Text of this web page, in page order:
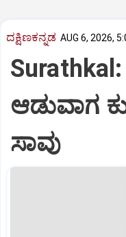
ದಕ್ಷಿಣಕನ್ನಡ AUG 6, 2026,
ಆಡುವಾಗ
ಸಾವು